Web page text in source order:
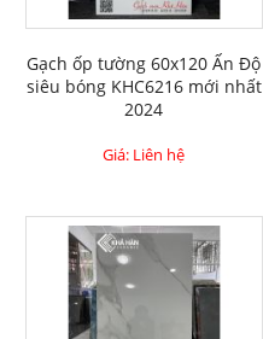
Gạch ốp tường 60x120 Ấn Độ
siêu bóng KHC6216 mới nhất
2024
Giá: Liên hệ